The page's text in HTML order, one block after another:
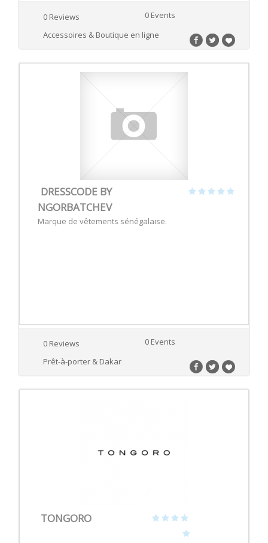
0 Reviews
0 Events
Accessoires & Boutique en ligne
DRESSCODE BY
NGORBATCHEV
Marque de vêtements sénégalaise.
0 Reviews
0 Events
Prêt-à-porter & Dakar
TONGORO